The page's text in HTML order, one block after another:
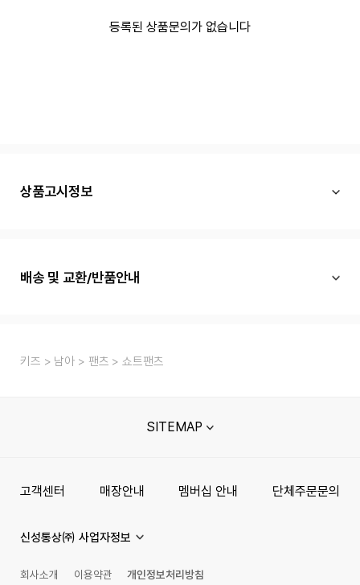
등록된 상품문의가 없습니다
상품고시정보
배송 및 교환/반품안내
키즈 남아 팬츠 쇼트팬츠
SITEMAP
고객센터 매장안내 멤버십 안내 단체주문문의
신성통상㈜ 사업자정보
회사소개 이용약관 개인정보처리방침